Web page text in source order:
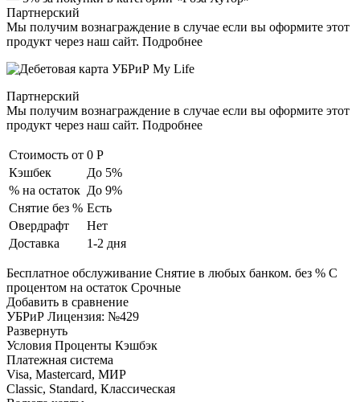
Партнерский
Мы получим вознаграждение в случае если вы оформите этот
продукт через наш сайт. Подробнее
Партнерский
Мы получим вознаграждение в случае если вы оформите этот
продукт через наш сайт. Подробнее
Стоимость от 0 Р
Кэшбек
До 5%
% на остаток До 9%
Снятие без % Есть
Овердрафт
Нет
Доставка
1-2 дня
Бесплатное обслуживание Снятие в любых банком. без % С
процентом на остаток Срочные
Добавить в сравнение
УБРиР Лицензия: №429
Развернуть
Условия Проценты Кэшбэк
Платежная система
Visa, Mastercard, МИР
Classic, Standard, Классическая